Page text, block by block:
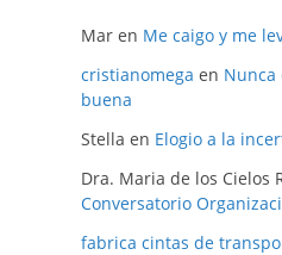
Mar en Me caigo y me
cristianomega en Nunca
buena
Stella en Elogio a la
Dra. Maria de los Cielos
Conversatorio
fabrica cintas de